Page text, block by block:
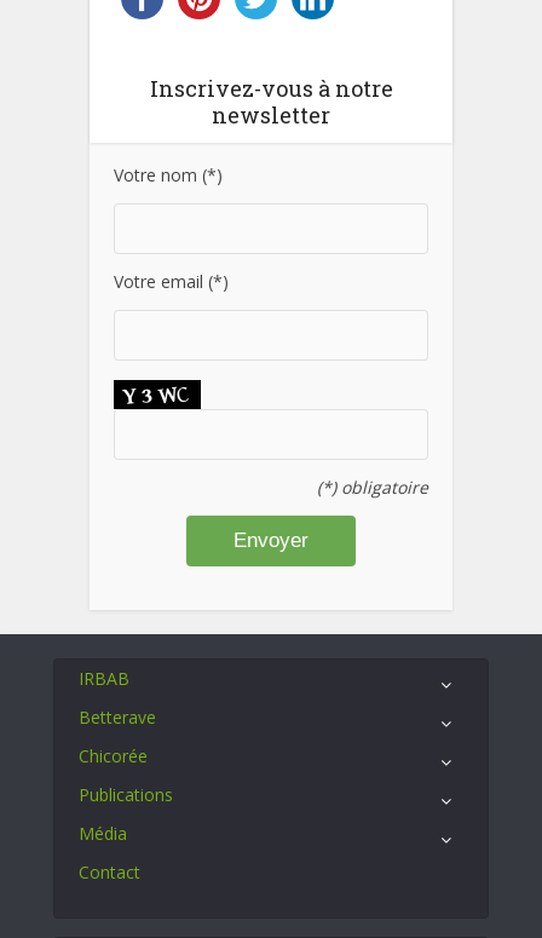
Inscrivez-vous à notre
newsletter
Votre nom (*)
Votre email (*)
(*) obligatoire
IRBAB
Betterave
Chicorée
Publications
Média
Contact